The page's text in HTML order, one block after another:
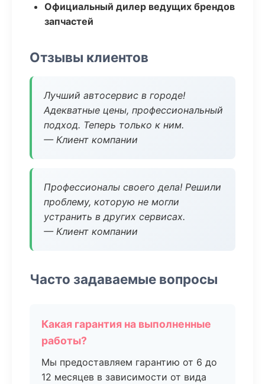
Официальный дилер ведущих брендов
запчастей
Отзывы клиентов
Лучший автосервис в городе!
Адекватные цены, профессиональный
подход. Теперь только к ним.
— Клиент компании
Профессионалы своего дела! Решили
проблему, которую не могли
устранить в других сервисах.
— Клиент компании
Часто задаваемые вопросы
Какая гарантия на выполненные
работы?
Мы предоставляем гарантию от 6 до
12 месяцев в зависимости от вида